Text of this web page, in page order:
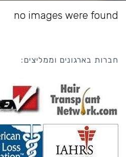
no images were found
חברות בארגונים וממליצים: